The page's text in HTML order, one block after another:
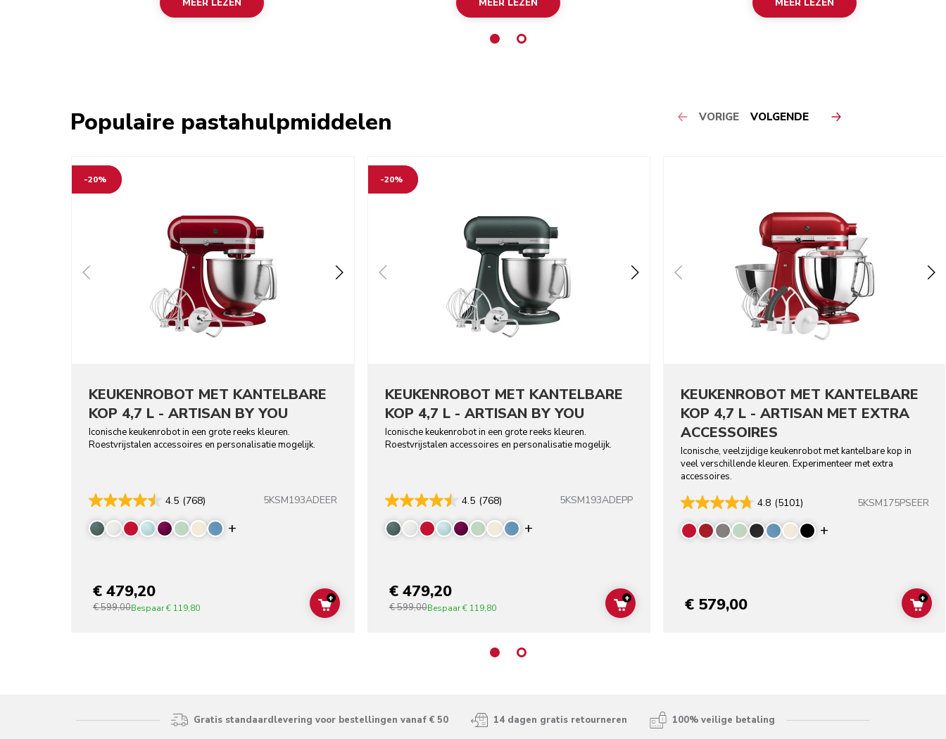
MEER LEZEN MEER LEZEN MEER LEZEN
Populaire pastahulpmiddelen VORIGE VOLGENDE
-20%
KEUKENROBOT MET KANTELBARE
KOP 4,7 L - ARTISAN BY YOU
Iconische keukenrobot in een grote reeks kleuren.
Roestvrijstalen accessoires en personalisatie mogelijk.
4.5 (768) 5KSM193ADEER
Display more colors
€ 479,20
€ 599,00Bespaar€ 119,80 ADD TO CART
+
-20%
KEUKENROBOT MET KANTELBARE
KOP 4,7 L - ARTISAN BY YOU
Iconische keukenrobot in een grote reeks kleuren.
Roestvrijstalen accessoires en personalisatie mogelijk.
4.5 (768) 5KSM193ADEPP
Display more colors
€ 479,20
€ 599,00Bespaar€ 119,80 ADD TO CART
+
KEUKENROBOT MET KANTELBARE
KOP 4,7 L - ARTISAN MET EXTRA
ACCESSOIRES
Iconische, veelzijdige keukenrobot met kantelbare kop in
veel verschillende kleuren. Experimenteer met extra
accessoires.
4.8 (5101) 5KSM175PSEER
Display more
€ 579,00 +
Gratis standaardlevering voor bestellingen vanaf € 50 14 dagen gratis retourneren 100% veilige betaling